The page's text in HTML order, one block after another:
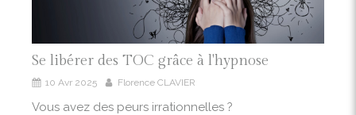
Se libérer des TOC grâce à l'hypnose
10 Avr 2025 Florence CLAVIER
Vous avez des peurs irrationnelles ?